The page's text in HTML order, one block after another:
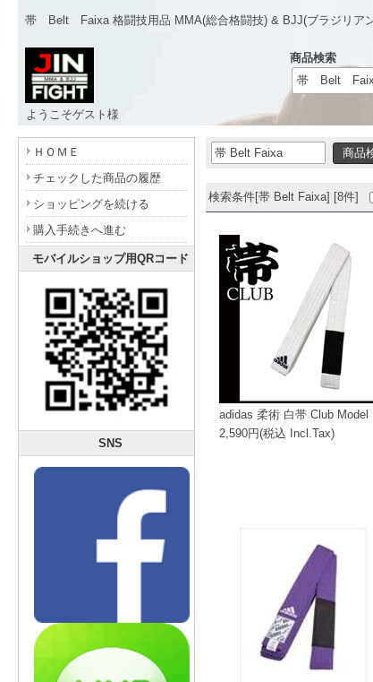
帯 Belt Faixa 格闘技用品 MMA(総合格闘技) & BJJ(ブラジリア
- www.jinfight.com -
商品検索
ようこそゲスト様
検索条件[帯 Belt Faixa] [8件]
adidas 柔術 白帯 Club Model
2,590円(税込 Incl.Tax)
ＨＯＭＥ
チェックした商品の履歴
ショッピングを続ける
購入手続きへ進む
モバイルショップ用QRコード
SNS